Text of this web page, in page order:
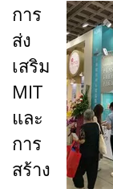
การ
ส่ง
เสริม
MIT
และ
การ
สร้าง